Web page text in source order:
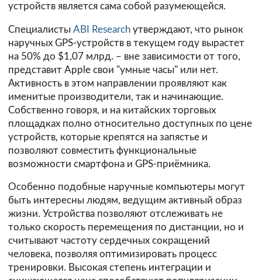
устройств является сама собой разумеющейся.
Специалисты ABI Research утверждают, что рынок
наручных GPS-устройств в текущем году вырастет
на 50% до $1,07 млрд. – вне зависимости от того,
представит Apple свои "умные часы" или нет.
Активность в этом направлении проявляют как
именитые производители, так и начинающие.
Собственно говоря, и на китайских торговых
площадках полно относительно доступных по цене
устройств, которые крепятся на запястье и
позволяют совместить функциональные
возможности смартфона и GPS-приёмника.
Особенно подобные наручные компьютеры могут
быть интересны людям, ведущим активный образ
жизни. Устройства позволяют отслеживать не
только скорость перемещения по дистанции, но и
считывают частоту сердечных сокращений
человека, позволяя оптимизировать процесс
тренировки. Высокая степень интеграции и